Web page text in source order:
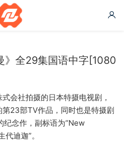
》全29集国语中字[1080
会社拍摄的日本特摄电视剧，
23部TV作品，同时也是特摄剧
纪念作，副标语为“New
迪迦”。